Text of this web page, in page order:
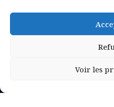
Voir les